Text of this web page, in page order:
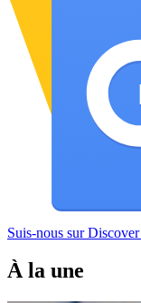
Suis-nous sur Discover
À la une